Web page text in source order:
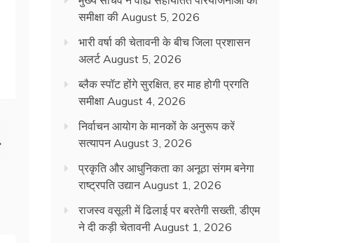
समीक्षा की August 5, 2026
भारी वर्षा की चेतावनी के बीच जिला प्रशासन
अलर्ट August 5, 2026
ब्लैक स्पॉट होंगे सुरक्षित, हर माह होगी प्रगति
समीक्षा August 4, 2026
निर्वाचन आयोग के मानकों के अनुरूप करें
सत्यापन August 3, 2026
प्रकृति और आधुनिकता का अनूठा संगम बनेगा
राष्ट्रपति उद्यान August 1, 2026
राजस्व वसूली में ढिलाई पर बरतेगी सख्ती, डीएम
ने दी कड़ी चेतावनी August 1, 2026